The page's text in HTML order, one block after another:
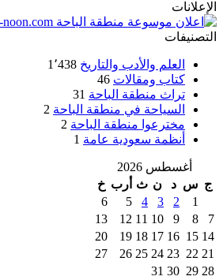
الإعلانات
التصنيفات
العلم والأدب والتاريخ 1٬438
كتاب ومقالات 46
تراث منطقة الباحة 31
السياحة في منطقة الباحة 2
مخترعوا منطقة الباحة 2
أنظمة سعودية عامة 1
أغسطس 2026
ج س د ن ث أرب خ
1
2
3
4
5
6
7
8
9
10
11
12
13
14
15
16
17
18
19
20
21
22
23
24
25
26
27
28
29
30
31